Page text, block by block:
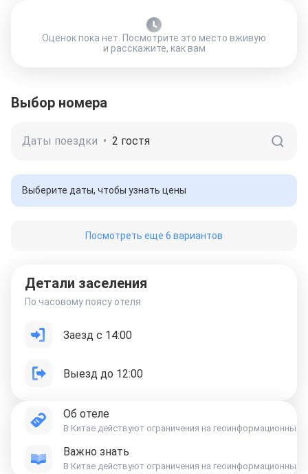
Оценок пока нет. Посмотрите это место вживую
и расскажите, как вам
Выбор номера
Даты поездки • 2 гостя
Выберите даты, чтобы узнать цены
Посмотреть еще 6 вариантов
Детали заселения
По часовому поясу отеля
Заезд с 14:00
Выезд до 12:00
Об отеле
В Китае действуют ограничения на
Важно знать